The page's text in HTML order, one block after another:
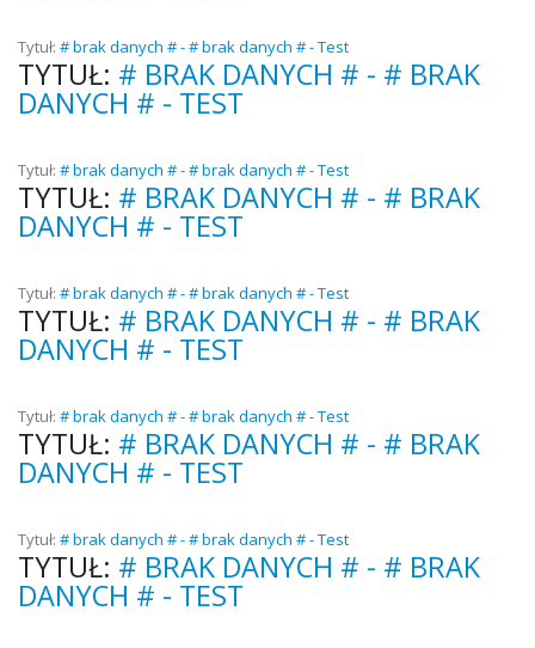
Tytuł: # brak danych # - # brak danych # - Test
TYTUŁ: # BRAK DANYCH # - # BRAK
DANYCH # - TEST
Tytuł: # brak danych # - # brak danych # - Test
TYTUŁ: # BRAK DANYCH # - # BRAK
DANYCH # - TEST
Tytuł: # brak danych # - # brak danych # - Test
TYTUŁ: # BRAK DANYCH # - # BRAK
DANYCH # - TEST
Tytuł: # brak danych # - # brak danych # - Test
TYTUŁ: # BRAK DANYCH # - # BRAK
DANYCH # - TEST
Tytuł: # brak danych # - # brak danych # - Test
TYTUŁ: # BRAK DANYCH # - # BRAK
DANYCH # - TEST